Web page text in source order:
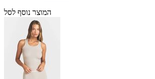
המוצר נוסף לסל